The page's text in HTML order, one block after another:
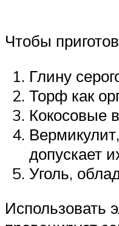
Чтобы
Глину
Торф как
Кокосовые
допускает
Уголь,
Использовать